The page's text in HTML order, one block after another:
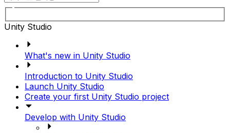
Unity Studio
What's new in Unity Studio
Introduction to Unity Studio
Launch Unity Studio
Create your first Unity Studio project
Develop with Unity Studio